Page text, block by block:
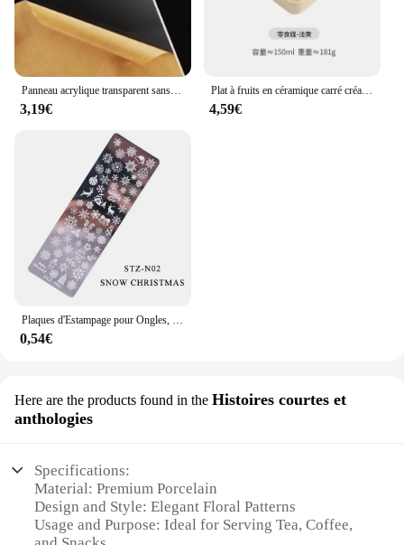
3,19€
Plat à fruits en céramique carré créatif, plat à Sauce Barbecue assiette à bonbons pour Dessert à la maison, bol à noix en porcelaine, décoration de la maison moderne
4,59€
Plaques d'Estampage pour Ongles, Papillon, Fleur, Géométrie, Feuilles d'Animaux, Bricolage, Galets d'Image pour Verhéritage à Ongles, Modèles d'Impression, Outils, KUI2.4
0,54€
Here are the products found in the Histoires courtes et
anthologies
Specifications:
Material: Premium Porcelain
Design and Style: Elegant Floral Patterns
Usage and Purpose: Ideal for Serving Tea, Coffee,